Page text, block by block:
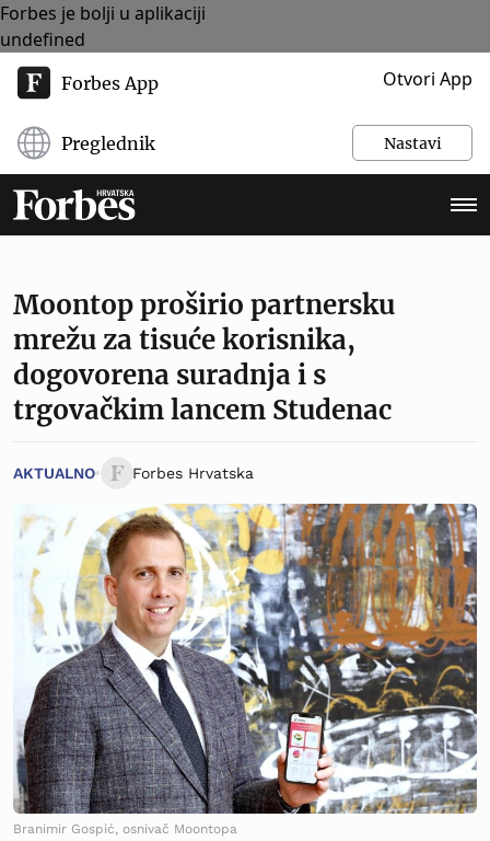
Forbes je bolji u aplikaciji
undefined
Forbes App Otvori App
Preglednik Nastavi
Moontop proširio partnersku
mrežu za tisuće korisnika,
dogovorena suradnja i s
trgovačkim lancem Studenac
AKTUALNO Forbes Hrvatska
Branimir Gospić, osnivač Moontopa